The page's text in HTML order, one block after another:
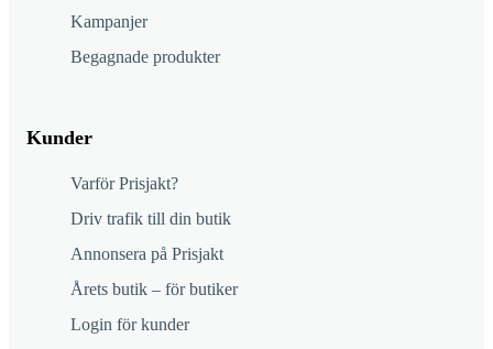
Kampanjer
Begagnade produkter
Kunder
Varför Prisjakt?
Driv trafik till din butik
Annonsera på Prisjakt
Årets butik – för butiker
Login för kunder